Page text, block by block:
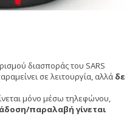
διασποράς του SARS
σε λειτουργία, αλλά δε
μόνο μέσω τηλεφώνου,
παραλαβή γίνεται